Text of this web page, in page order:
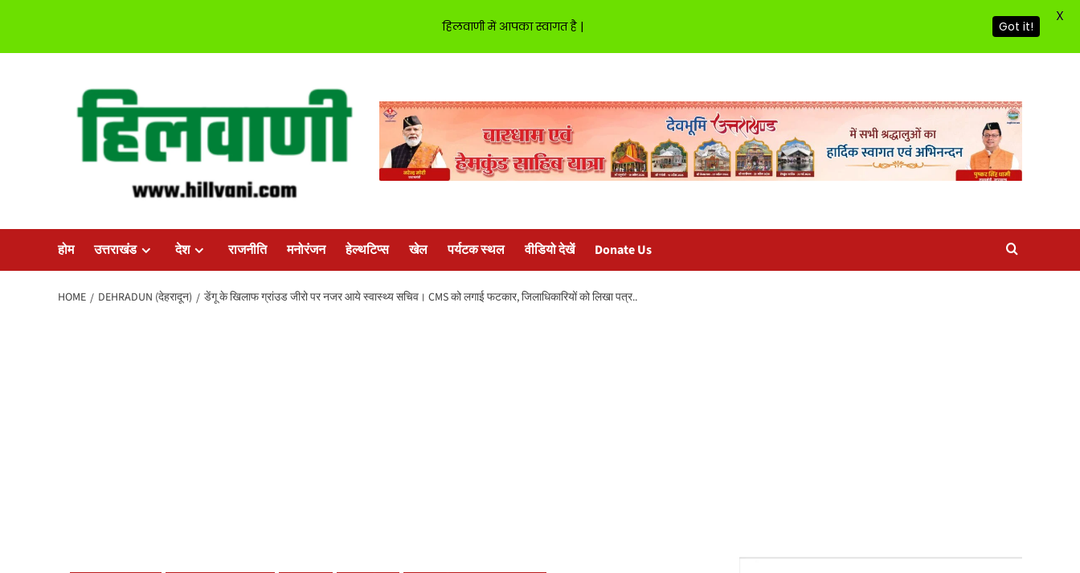
होम उत्तराखंड देश राजनीति मनोरंजन हेल्थटिप्स खेल पर्यटक स्थल वीडियो देखें Donate Us
HOME DEHRADUN (देहरादून) डेंगू के खिलाफ ग्रांउड जीरो पर नजर आये स्वास्थ्य सचिव। CMS को लगाई फटकार, जिलाधिकारियों को लिखा पत्र..
हिलवाणी में आपका स्वागत है | Got it!
X